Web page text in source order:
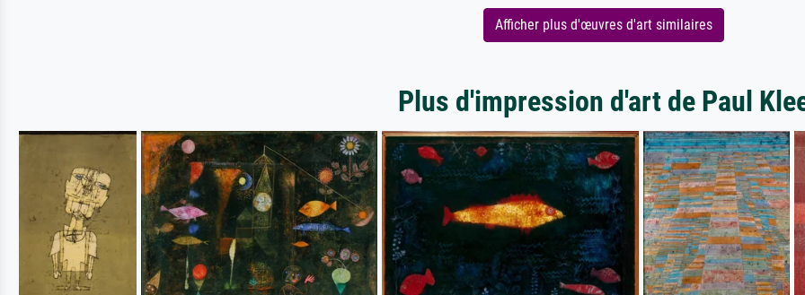
Afficher plus d'œuvres d'art similaires
Plus d'impression d'art de Paul